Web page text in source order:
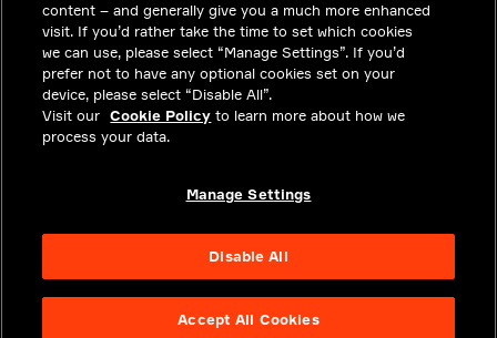
新闻中心
联系我们
隐私
合法合规
content – and generally give you a much more enhanced
visit. If you’d rather take the time to set which cookies
we can use, please select “Manage Settings”. If you’d
prefer not to have any optional cookies set on your
device, please select “Disable All”.
Visit our Cookie Policy to learn more about how we
process your data.
Manage Settings
Disable All
Accept All Cookies